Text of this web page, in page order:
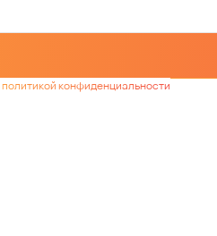
политикой конфиденциальности